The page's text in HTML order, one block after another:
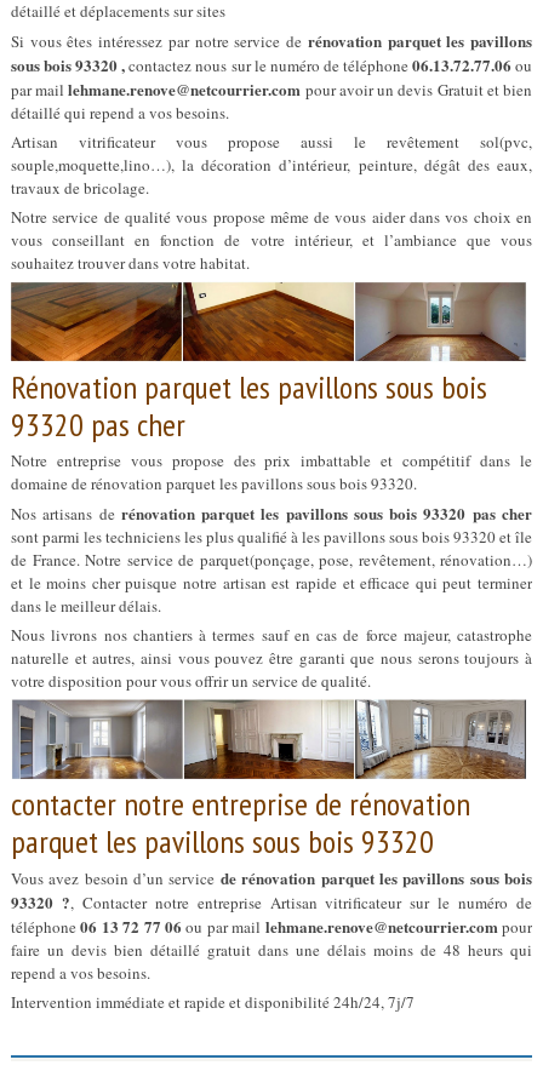
détaillé et déplacements sur sites
Si vous êtes intéressez par notre service de rénovation parquet les pavillons
sous bois 93320 ,contactez nous sur le numéro de téléphone 06.13.72.77.06ou
par maillehmane.renove@netcourrier.com pour avoir un devis Gratuit et bien
détaillé qui repend a vos besoins.
Artisan vitrificateur vous propose aussi le revêtement sol(pvc,
souple,moquette,lino…), la décoration d’intérieur, peinture, dégât des eaux,
travaux de bricolage.
Notre service de qualité vous propose même de vous aider dans vos choix en
vous conseillant en fonction de votre intérieur, et l’ambiance que vous
souhaitez trouver dans votre habitat.
Rénovation parquet les pavillons sous bois
93320 pas cher
Notre entreprise vous propose des prix imbattable et compétitif dans le
domaine de rénovation parquet les pavillons sous bois 93320.
Nos artisans de rénovation parquet les pavillons sous bois 93320 pas cher
sont parmi les techniciens les plus qualifié à les pavillons sous bois 93320 et île
de France. Notre service de parquet(ponçage, pose, revêtement, rénovation…)
et le moins cher puisque notre artisan est rapide et efficace qui peut terminer
dans le meilleur délais.
Nous livrons nos chantiers à termes sauf en cas de force majeur, catastrophe
naturelle et autres, ainsi vous pouvez être garanti que nous serons toujours à
votre disposition pour vous offrir un service de qualité.
contacter notre entreprise de rénovation
parquet les pavillons sous bois 93320
Vous avez besoin d’un service de rénovation parquet les pavillons sous bois
93320 ?, Contacter notre entreprise Artisan vitrificateur sur le numéro de
téléphone06 13 72 77 06ou par mail lehmane.renove@netcourrier.compour
faire un devis bien détaillé gratuit dans une délais moins de 48 heurs qui
repend a vos besoins.
Intervention immédiate et rapide et disponibilité 24h/24, 7j/7